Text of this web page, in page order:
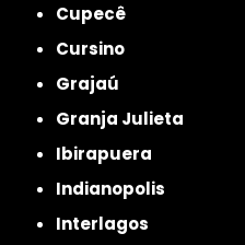
Cupecê
Cursino
Grajaú
Granja Julieta
Ibirapuera
Indianopolis
Interlagos